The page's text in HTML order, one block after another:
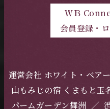
ＷＢ
会員登録・
運営会社 ホワイト・ベア
山もみじの宿 くまもと玉
パームガーデン舞洲 ／